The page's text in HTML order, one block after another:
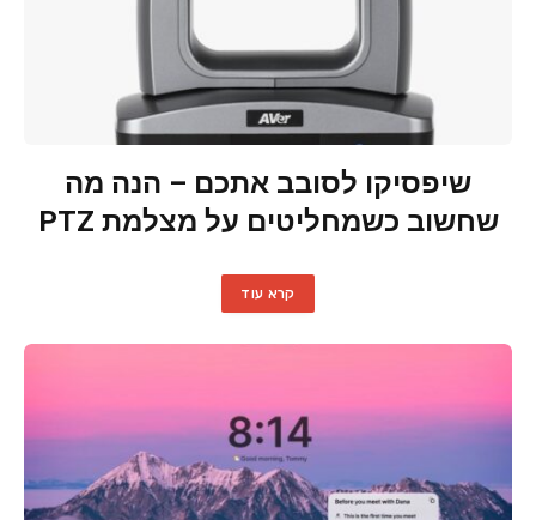
שיפסיקו לסובב אתכם – הנה מה
שחשוב כשמחליטים על מצלמת PTZ
קרא עוד